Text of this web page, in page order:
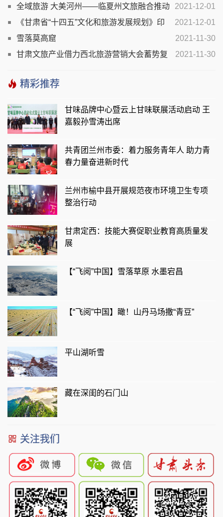
2021-12-01
全域旅游 大美河州——临夏州文旅融合推动
景区高质量发展
2021-12-01
《甘肃省“十四五”文化和旅游发展规划》印
发 2025年我省有望实现旅游收入4000亿元
2021-11-30
雪落莫高窟
2021-11-30
甘肃文旅产业借力西北旅游营销大会蓄势复
精彩推荐
甘味品牌中心暨云上甘味联展活动启动 王
嘉毅孙雪涛出席
共青团兰州市委：着力服务青年人 助力青
春力量奋进新时代
兰州市榆中县开展规范夜市环境卫生专项
整治行动
甘肃定西：技能大赛促职业教育高质量发
展
【“飞阅”中国】雪落草原 水墨宕昌
【“飞阅”中国】瞰！山丹马场撒“青豆”
平山湖听雪
藏在深闺的石门山
关注我们